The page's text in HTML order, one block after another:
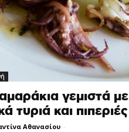
γεμιστά με
τυριά και πιπεριές
Αθανασίου -